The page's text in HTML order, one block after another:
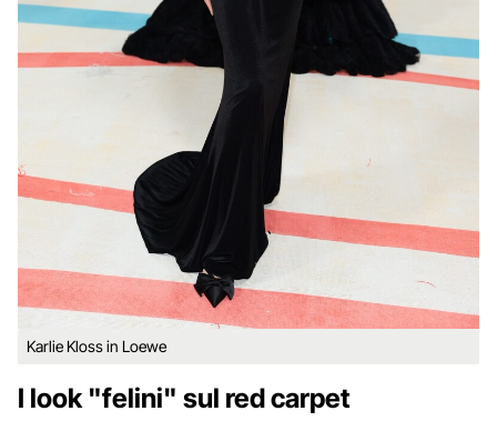
Karlie Kloss in Loewe
I look "felini" sul red carpet